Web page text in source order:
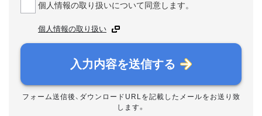
個人情報の取り扱いについて同意します。
個人情報の取り扱い
入力内容を送信する
フォーム送信後、ダウンロードURLを記載したメールをお送り致
します。